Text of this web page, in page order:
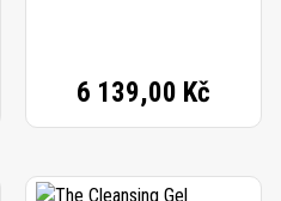
6 139,00 Kč